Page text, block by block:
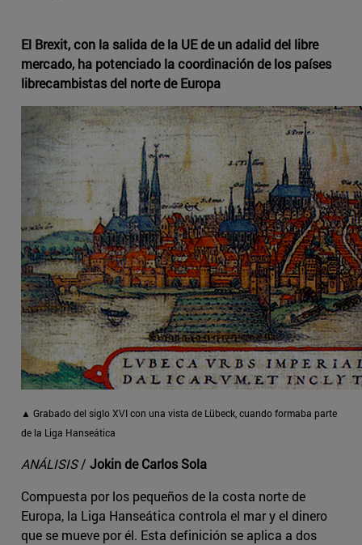
El Brexit, con la salida de la UE de un adalid del libre
mercado, ha potenciado la coordinación de los países
librecambistas del norte de Europa
▲ Grabado del siglo XVI con una vista de Lübeck, cuando formaba parte
de la Liga Hanseática
ANÁLISIS/ Jokin de Carlos Sola
Compuesta por los pequeños de la costa norte de
Europa, la Liga Hanseática controla el mar y el dinero
que se mueve por él. Esta definición se aplica a dos